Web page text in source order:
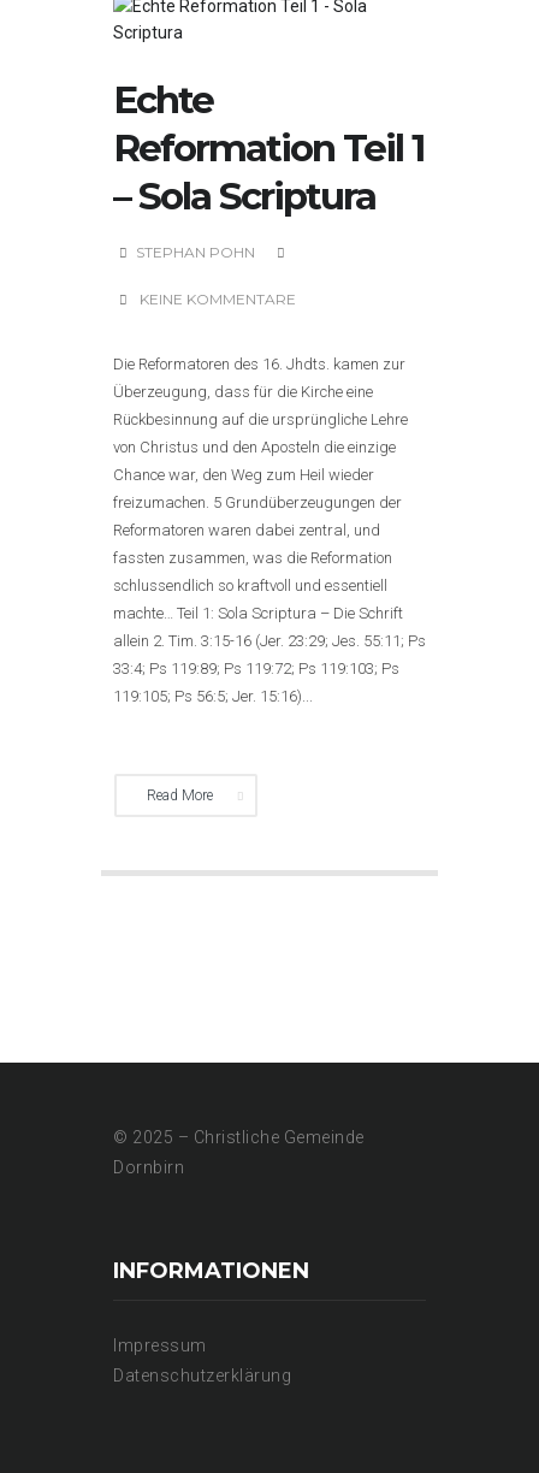
Echte
Reformation Teil 1
– Sola Scriptura
STEPHAN POHN
KEINE KOMMENTARE
Die Reformatoren des 16. Jhdts. kamen zur
Überzeugung, dass für die Kirche eine
Rückbesinnung auf die ursprüngliche Lehre
von Christus und den Aposteln die einzige
Chance war, den Weg zum Heil wieder
freizumachen. 5 Grundüberzeugungen der
Reformatoren waren dabei zentral, und
fassten zusammen, was die Reformation
schlussendlich so kraftvoll und essentiell
machte… Teil 1: Sola Scriptura – Die Schrift
allein 2. Tim. 3:15-16 (Jer. 23:29; Jes. 55:11; Ps
33:4; Ps 119:89; Ps 119:72; Ps 119:103; Ps
119:105; Ps 56:5; Jer. 15:16)...
Read More
© 2025 – Christliche Gemeinde
Dornbirn
INFORMATIONEN
Impressum
Datenschutzerklärung